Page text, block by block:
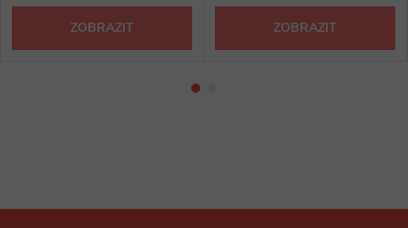
ZOBRAZIT ZOBRAZIT